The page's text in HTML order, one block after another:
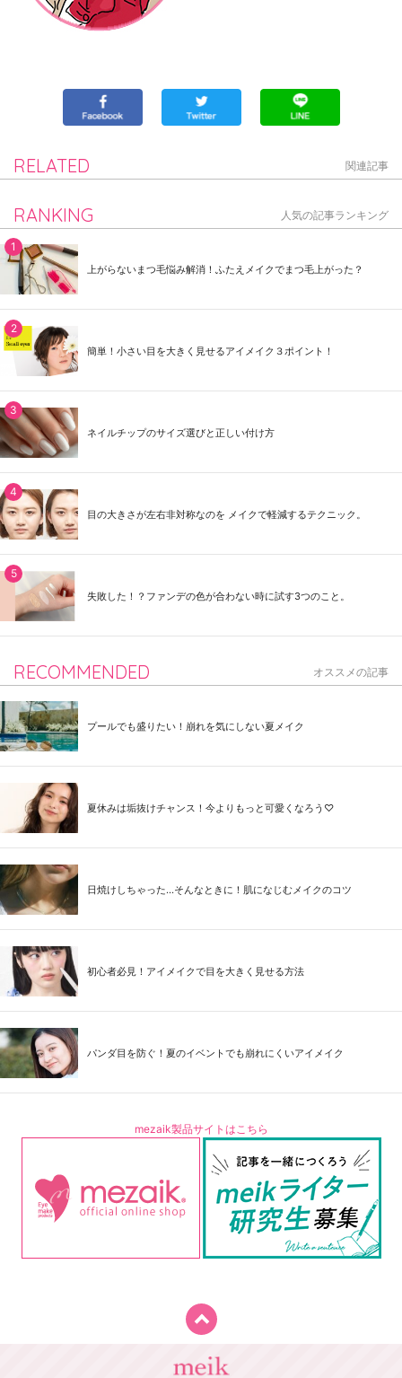
RELATED 関連記事
RANKING 人気の記事ランキング
上がらないまつ毛悩み解消！ふたえメイクでまつ毛上がった？
簡単！小さい目を大きく見せるアイメイク３ポイント！
ネイルチップのサイズ選びと正しい付け方
目の大きさが左右非対称なのを メイクで軽減するテクニック。
失敗した！？ファンデの色が合わない時に試す3つのこと。
RECOMMENDED オススメの記事
プールでも盛りたい！崩れを気にしない夏メイク
夏休みは垢抜けチャンス！今よりもっと可愛くなろう♡
日焼けしちゃった...そんなときに！肌になじむメイクのコツ
初心者必見！アイメイクで目を大きく見せる方法
パンダ目を防ぐ！夏のイベントでも崩れにくいアイメイク
mezaik製品サイトはこちら